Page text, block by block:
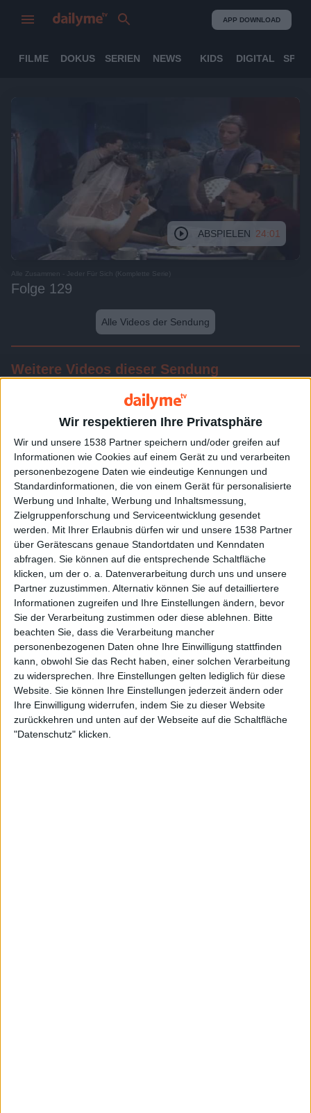
Wir respektieren Ihre Privatsphäre
Wir und unsere 1538 Partner speichern und/oder greifen auf
Informationen wie Cookies auf einem Gerät zu und verarbeiten
personenbezogene Daten wie eindeutige Kennungen und
Standardinformationen, die von einem Gerät für personalisierte
Werbung und Inhalte, Werbung und Inhaltsmessung,
Zielgruppenforschung und Serviceentwicklung gesendet
werden.
Mit Ihrer Erlaubnis dürfen wir und unsere 1538 Partner
über Gerätescans genaue Standortdaten und Kenndaten
abfragen. Sie können auf die entsprechende Schaltfläche
klicken, um der o. a. Datenverarbeitung durch uns und unsere
Partner zuzustimmen. Alternativ können Sie auf detailliertere
Informationen zugreifen und Ihre Einstellungen ändern, bevor
Sie der Verarbeitung zustimmen oder diese ablehnen.
Bitte
beachten Sie, dass die Verarbeitung mancher
personenbezogenen Daten ohne Ihre Einwilligung stattfinden
kann, obwohl Sie das Recht haben, einer solchen Verarbeitung
zu widersprechen. Ihre Einstellungen gelten lediglich für diese
Website. Sie können Ihre Einstellungen jederzeit ändern oder
Ihre Einwilligung widerrufen, indem Sie zu dieser Website
zurückkehren und unten auf der Webseite auf die Schaltfläche
"Datenschutz" klicken.
APP DOWNLOAD
FILME DOKUS SERIEN NEWS KIDS DIGITAL
ABSPIELEN 24:01
Alle Zusammen - Jeder Für Sich (Komplette Serie)
Folge 129
Alle Videos der Sendung
Weitere Videos dieser Sendung
24:07
Folge 128